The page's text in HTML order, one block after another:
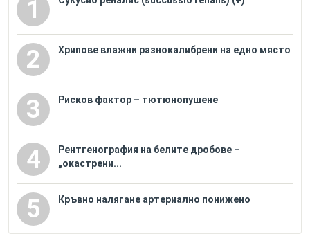
1
2 Хрипове влажни разнокалибрени на едно място
3 Рисков фактор – тютюнопушене
4
Рентгенография на белите дробове –
„окастрени...
5 Кръвно налягане артериално понижено